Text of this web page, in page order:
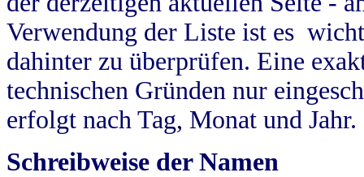
Verwendung der Liste ist es
dahinter zu überprüfen. Eine
technischen Gründen nur
erfolgt nach Tag, Monat und Jahr.
Schreibweise der Namen